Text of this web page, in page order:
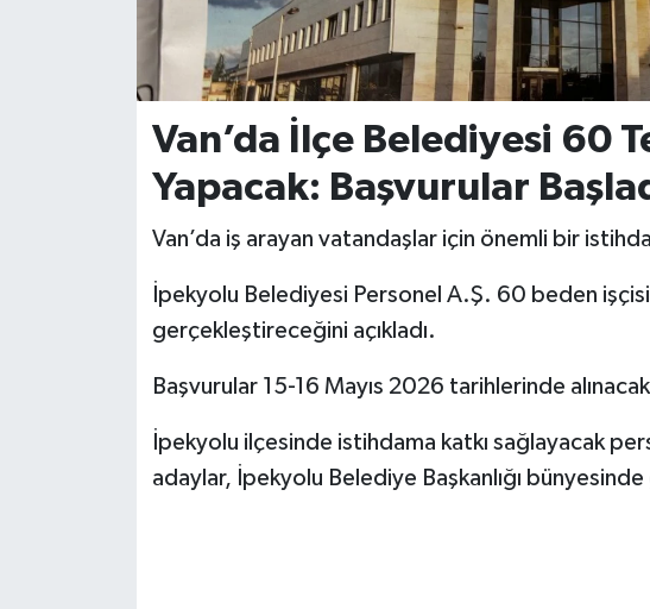
Van’da İlçe Belediyesi 60
Yapacak: Başvurular
Van’da iş arayan vatandaşlar için önemli bir
İpekyolu Belediyesi Personel A.Ş. 60 beden
gerçekleştireceğini açıkladı.
Başvurular 15-16 Mayıs 2026 tarihlerinde
İpekyolu ilçesinde istihdama katkı sağlayacak
adaylar, İpekyolu Belediye Başkanlığı